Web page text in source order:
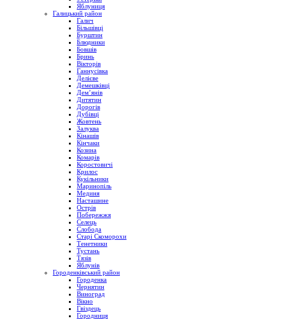
Яблуниця
Галицький район
Галич
Більшівці
Бурштин
Блюдники
Бовшів
Бринь
Вікторів
Ганнусівка
Делієве
Демешківці
Дем’янів
Дитятин
Дорогів
Дубівці
Жовтень
Залуква
Кінашів
Кінчаки
Козина
Комарів
Коростовичі
Крилос
Кукільники
Маринопіль
Мединя
Насташине
Острів
Побережжя
Селець
Слобода
Старі Скоморохи
Тенетники
Тустань
Тязів
Яблунів
Городенківський район
Городенка
Чернятин
Виноград
Вікно
Гвіздець
Городниця